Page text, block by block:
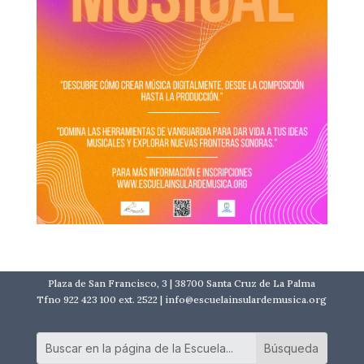
Plaza de San Francisco, 3 | 38700 Santa Cruz de La Palma
Tfno 922 423 100 ext. 2522 | info@escuelainsulardemusica.org